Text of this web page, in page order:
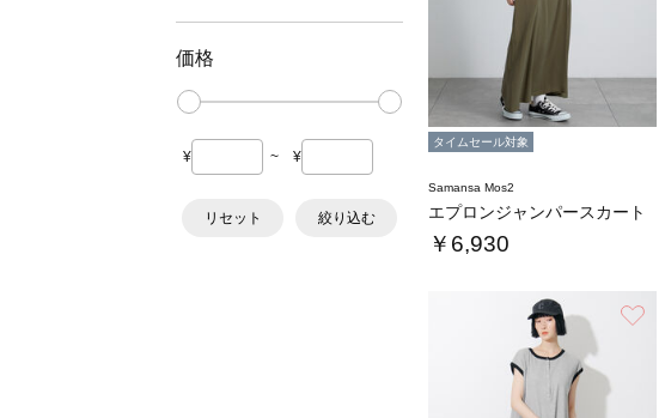
価格
¥ ~ ¥
リセット 絞り込む
タイムセール対象
Samansa Mos2
エプロンジャンパースカート
￥6,930